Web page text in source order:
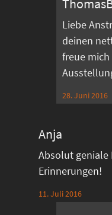
Liebe
deinen
freue
28. Juni 2016
Anja
Absolut geniale
Erinnerungen!
11. Juli 2016